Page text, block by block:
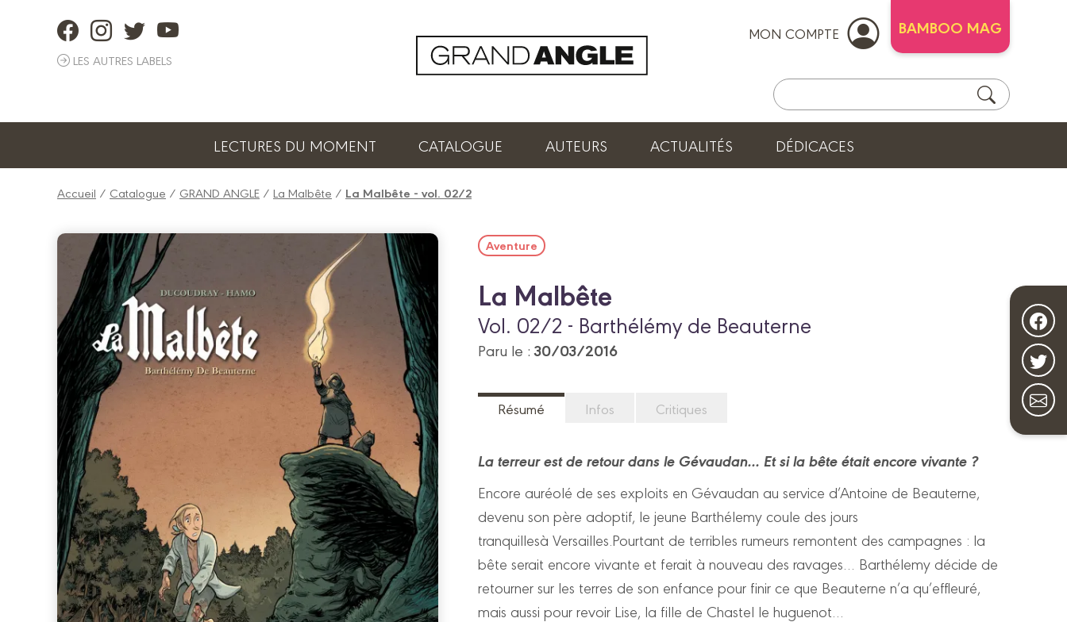
LES AUTRES LABELS
MON COMPTE BAMBOO MAG
LECTURES DU MOMENT CATALOGUE AUTEURS ACTUALITÉS DÉDICACES
Accueil / Catalogue / GRAND ANGLE / La Malbête / La Malbête - vol. 02/2
Aventure
La Malbête
Vol. 02/2 - Barthélémy de Beauterne
Paru le :30/03/2016
Résumé Infos Critiques
La terreur est de retour dans le Gévaudan... Et si la bête était encore vivante ?
Encore auréolé de ses exploits en Gévaudan au service d’Antoine de Beauterne,
devenu son père adoptif, le jeune Barthélemy coule des jours
tranquillesà Versailles.Pourtant de terribles rumeurs remontent des campagnes : la
bête serait encore vivante et ferait à nouveau des ravages… Barthélemy décide de
retourner sur les terres de son enfance pour finir ce que Beauterne n’a qu’effleuré,
mais aussi pour revoir Lise, la fille de Chastel le huguenot…